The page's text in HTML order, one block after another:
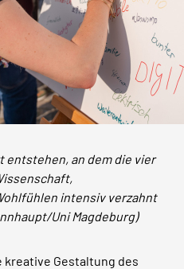
entstehen, an dem die vier
intensiv verzahnt
Uni Magdeburg)
Gestaltung des